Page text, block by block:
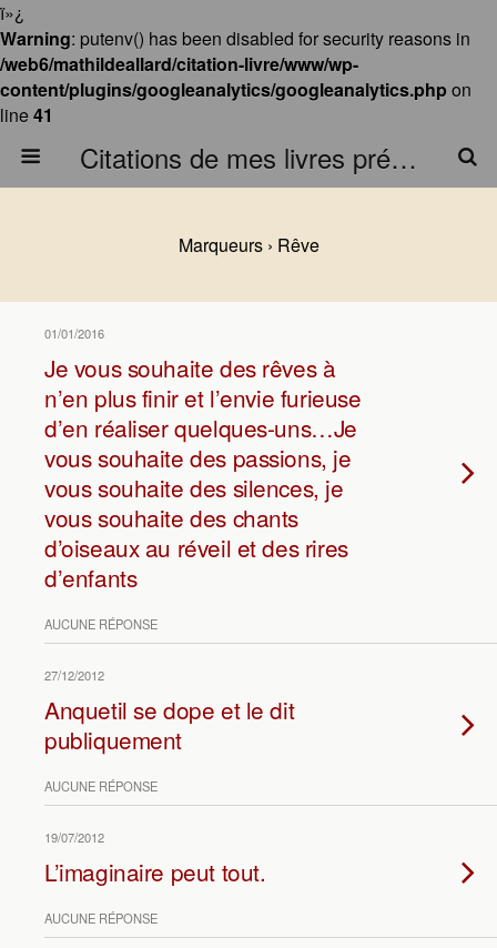
ï»¿
Warning: putenv() has been disabled for security reasons in
/web6/mathildeallard/citation-livre/www/wp-
content/plugins/googleanalytics/googleanalytics.php on
line41
Citations de mes livres préférés
Marqueurs › Rêve
01/01/2016
Je vous souhaite des rêves à
n’en plus finir et l’envie furieuse
d’en réaliser quelques-uns…Je
vous souhaite des passions, je
vous souhaite des silences, je
vous souhaite des chants
d’oiseaux au réveil et des rires
d’enfants
AUCUNE RÉPONSE
27/12/2012
Anquetil se dope et le dit
publiquement
AUCUNE RÉPONSE
19/07/2012
L’imaginaire peut tout.
AUCUNE RÉPONSE